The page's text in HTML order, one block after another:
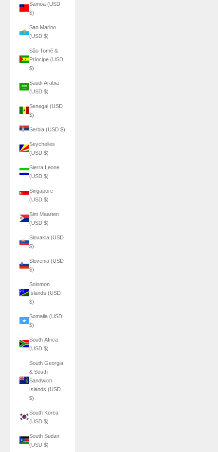
Samoa (USD
$)
San Marino
(USD $)
São Tomé &
Príncipe (USD
$)
Saudi Arabia
(USD $)
Senegal (USD
$)
Serbia (USD $)
Seychelles
(USD $)
Sierra Leone
(USD $)
Singapore
(USD $)
Sint Maarten
(USD $)
Slovakia (USD
$)
Slovenia (USD
$)
Solomon
Islands (USD
$)
Somalia (USD
$)
South Africa
(USD $)
South Georgia
& South
Sandwich
Islands (USD
$)
South Korea
(USD $)
South Sudan
(USD $)